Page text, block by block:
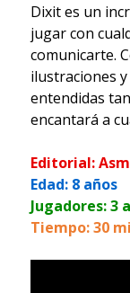
Dixit es un
jugar con
comunicarte.
ilustraciones
entendidas
encantará a
Editorial:
Edad: 8 años
Jugadores: 3
Tiempo: 30